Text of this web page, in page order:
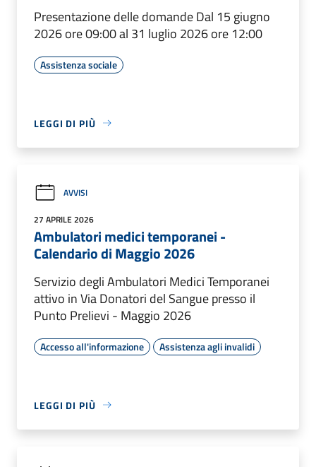
Presentazione delle domande Dal 15 giugno
2026 ore 09:00 al 31 luglio 2026 ore 12:00
Assistenza sociale
LEGGI DI PIÙ
AVVISI
27 APRILE 2026
Ambulatori medici temporanei -
Calendario di Maggio 2026
Servizio degli Ambulatori Medici Temporanei
attivo in Via Donatori del Sangue presso il
Punto Prelievi - Maggio 2026
Accesso all'informazione Assistenza agli invalidi
LEGGI DI PIÙ